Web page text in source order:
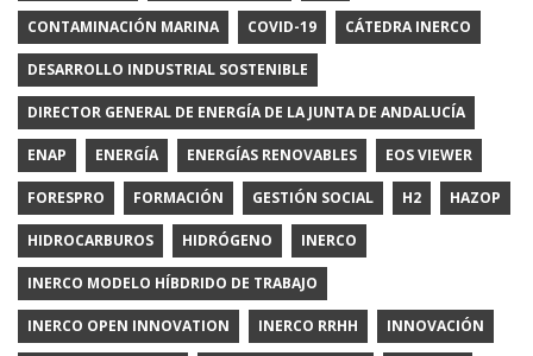
CONTAMINACIÓN MARINA COVID-19 CÁTEDRA INERCO
DESARROLLO INDUSTRIAL SOSTENIBLE
DIRECTOR GENERAL DE ENERGÍA DE LA JUNTA DE ANDALUCÍA
ENAP ENERGÍA ENERGÍAS RENOVABLES EOS VIEWER
FORESPRO FORMACIÓN GESTIÓN SOCIAL H2 HAZOP
HIDROCARBUROS HIDRÓGENO INERCO
INERCO MODELO HÍBDRIDO DE TRABAJO
INERCO OPEN INNOVATION INERCO RRHH INNOVACIÓN